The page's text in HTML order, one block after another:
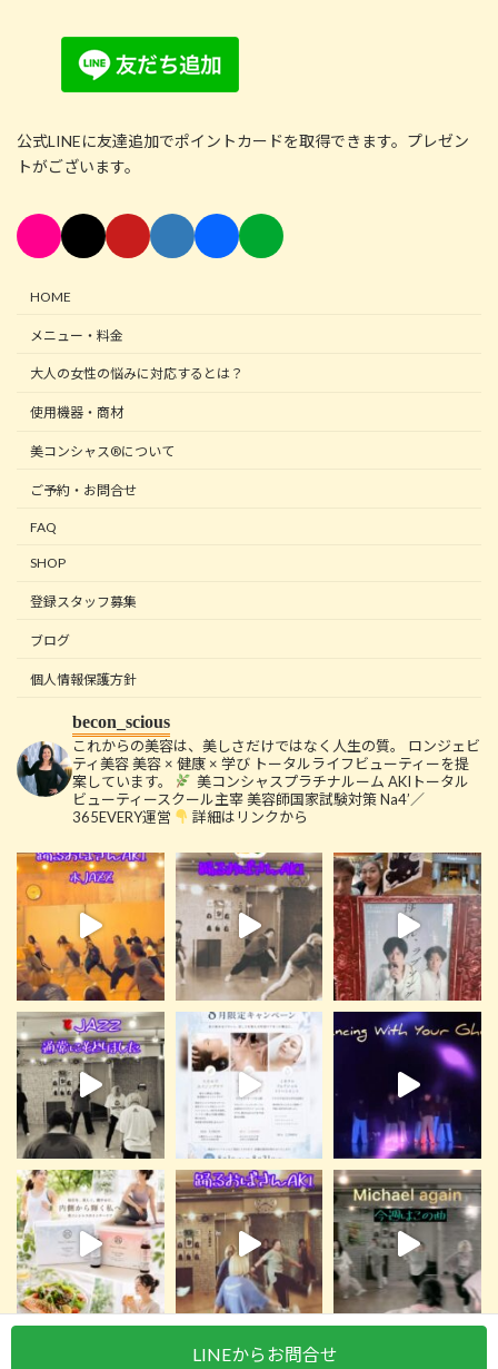
公式LINEに友達追加でポイントカードを取得できます。プレゼン
トがございます。
HOME
メニュー・料金
大人の女性の悩みに対応するとは？
使用機器・商材
美コンシャス®について
ご予約・お問合せ
FAQ
SHOP
登録スタッフ募集
ブログ
個人情報保護方針
becon_scious
これからの美容は、美しさだけではなく人生の質。
ロンジェビ
ティ美容美容 × 健康 × 学び トータルライフビューティーを提
案しています。
美コンシャスプラチナルーム AKIトータル
ビューティースクール主宰美容師国家試験対策 Na4’／
365EVERY運営
詳細はリンクから
Instagram でフォロー
LINEからお問合せ